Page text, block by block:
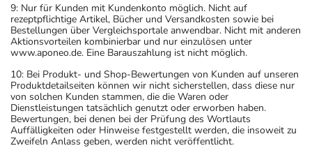
9: Nur für Kunden mit Kundenkonto möglich. Nicht auf
rezeptpflichtige Artikel, Bücher und Versandkosten sowie bei
Bestellungen über Vergleichsportale anwendbar. Nicht mit anderen
Aktionsvorteilen kombinierbar und nur einzulösen unter
www.aponeo.de. Eine Barauszahlung ist nicht möglich.
10: Bei Produkt- und Shop-Bewertungen von Kunden auf unseren
Produktdetailseiten können wir nicht sicherstellen, dass diese nur
von solchen Kunden stammen, die die Waren oder
Dienstleistungen tatsächlich genutzt oder erworben haben.
Bewertungen, bei denen bei der Prüfung des Wortlauts
Auffälligkeiten oder Hinweise festgestellt werden, die insoweit zu
Zweifeln Anlass geben, werden nicht veröffentlicht.